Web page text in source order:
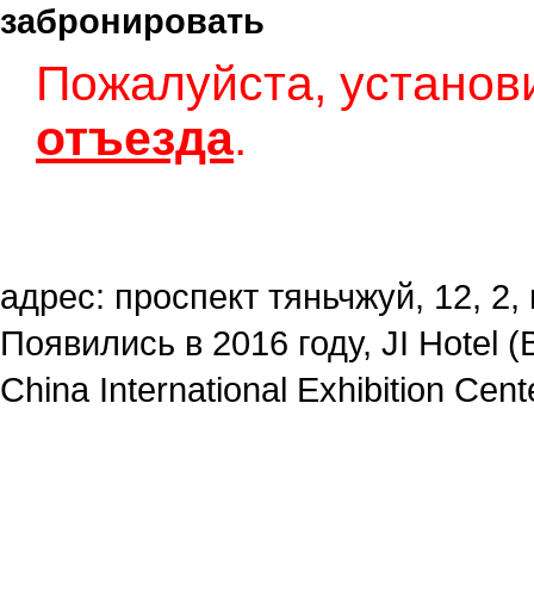
забронировать
Пожалуйста,
отъезда.
адрес: проспект тяньчжуй, 12, 2,
Появились в 2016 году, JI Hotel
China International Exhibition